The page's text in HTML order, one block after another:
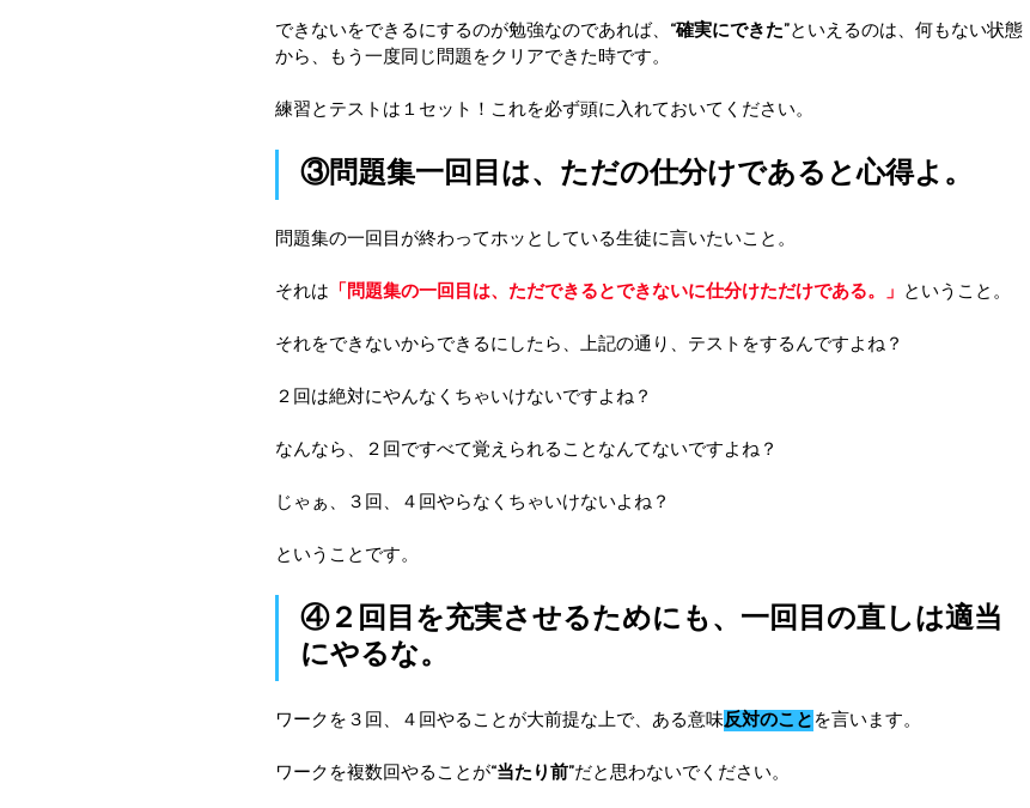
できないをできるにするのが勉強なのであれば、 “確実にできた”といえるのは、何もない状態
から、もう一度同じ問題をクリアできた時です。
練習とテストは１セット！これを必ず頭に入れておいてください。
③問題集一回目は、ただの仕分けであると心得よ。
問題集の一回目が終わってホッとしている生徒に言いたいこと。
それは 「問題集の一回目は、ただできるとできないに仕分けただけである。」 ということ。
それをできないからできるにしたら、上記の通り、テストをするんですよね？
２回は絶対にやんなくちゃいけないですよね？
なんなら、２回ですべて覚えられることなんてないですよね？
じゃぁ、３回、４回やらなくちゃいけないよね？
ということです。
④２回目を充実させるためにも、一回目の直しは適当
にやるな。
ワークを３回、４回やることが大前提な上で、ある意味反対のこと を言います。
ワークを複数回やることが“当たり前”だと思わないでください。